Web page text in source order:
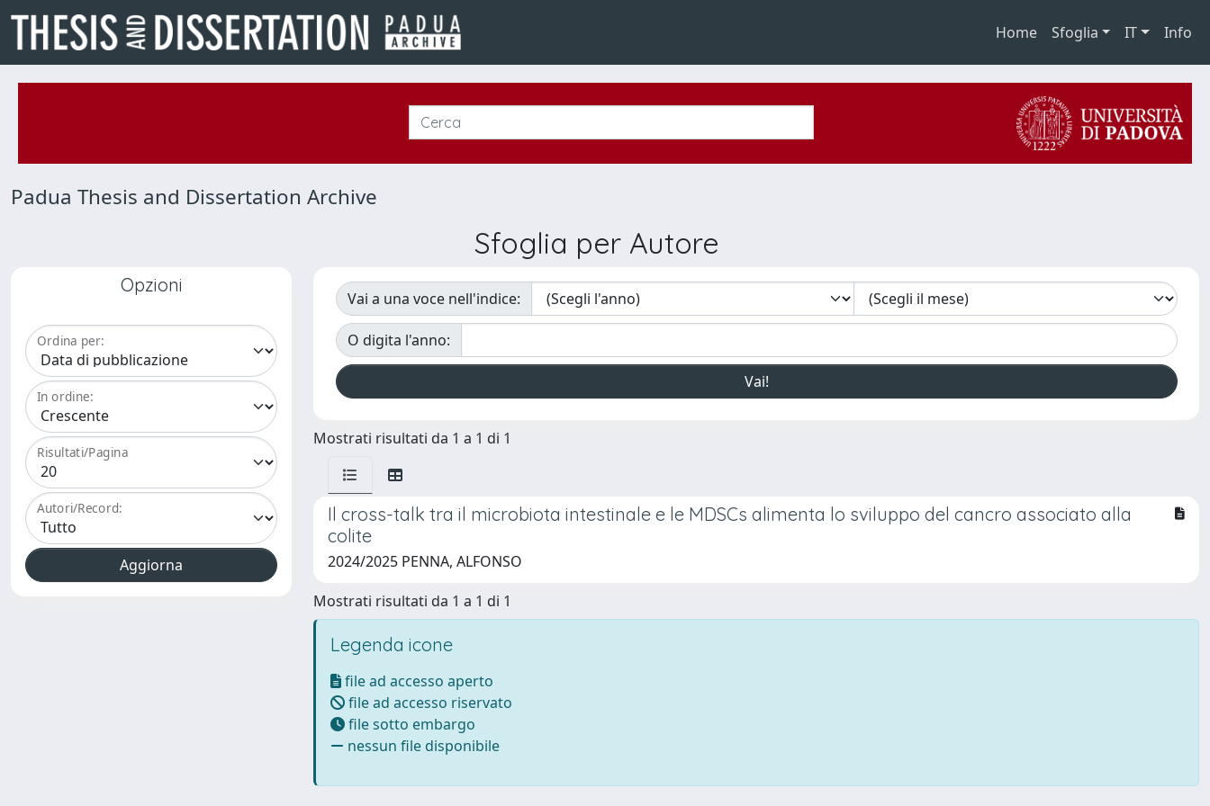
Home Sfoglia IT Info
Padua Thesis and Dissertation Archive
Sfoglia per Autore
Opzioni
Ordina per:
In ordine:
Risultati/Pagina
Autori/Record:
Vai a una voce nell'indice:
O digita l'anno:
Mostrati risultati da 1 a 1 di 1
Il cross-talk tra il microbiota intestinale e le MDSCs alimenta lo sviluppo del cancro associato alla
colite
2024/2025 PENNA, ALFONSO
Mostrati risultati da 1 a 1 di 1
Legenda icone
file ad accesso aperto
file ad accesso riservato
file sotto embargo
nessun file disponibile